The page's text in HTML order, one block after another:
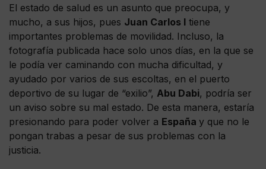
El estado de salud es un asunto que preocupa, y
mucho, a sus hijos, pues Juan Carlos I tiene
importantes problemas de movilidad. Incluso, la
fotografía publicada hace solo unos días, en la que se
le podía ver caminando con mucha dificultad, y
ayudado por varios de sus escoltas, en el puerto
deportivo de su lugar de “exilio”, Abu Dabi, podría ser
un aviso sobre su mal estado. De esta manera, estaría
presionando para poder volver a España y que no le
pongan trabas a pesar de sus problemas con la
justicia.